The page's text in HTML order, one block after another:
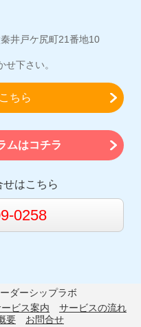
井戸ケ尻町21番地10
下さい。
ちら
ムはコチラ
はこちら
0258
ダーシップラボ
ビス案内
サービスの流れ
要 お問合せ